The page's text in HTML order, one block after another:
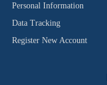
Personal Information
Data Tracking
Register New Account